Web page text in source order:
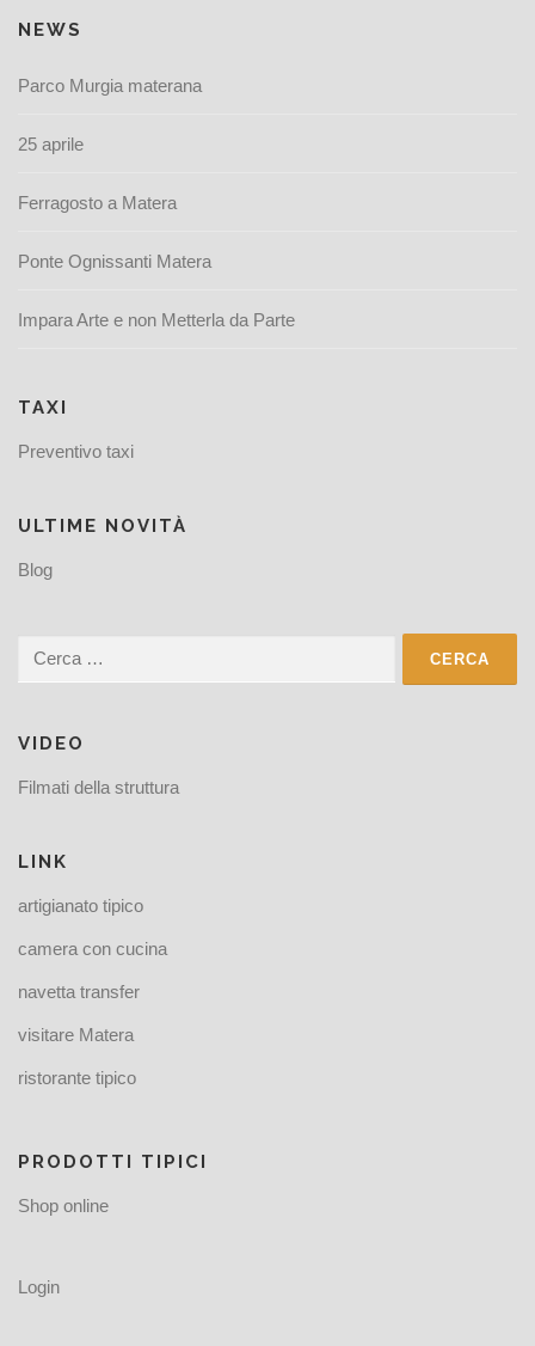
NEWS
Parco Murgia materana
25 aprile
Ferragosto a Matera
Ponte Ognissanti Matera
Impara Arte e non Metterla da Parte
TAXI
Preventivo taxi
ULTIME NOVITÀ
Blog
Ricerca
per:
VIDEO
Filmati della struttura
LINK
artigianato tipico
camera con cucina
navetta transfer
visitare Matera
ristorante tipico
PRODOTTI TIPICI
Shop online
Login